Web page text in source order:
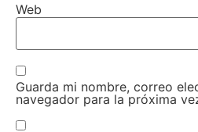
Web
Guarda mi nombre, correo
navegador para la próxima